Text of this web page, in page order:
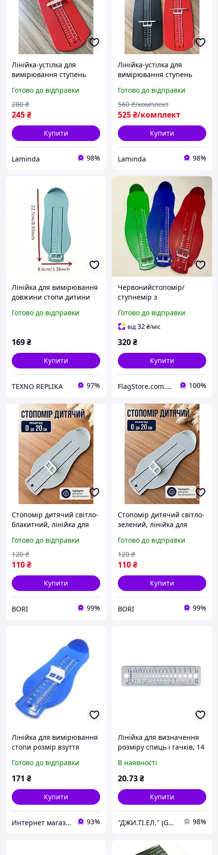
Лінійка-устілка для
вимірювання ступень
розміру взуття для
дитини, Стопомір
Готово до відправки
245₴
280 ₴
Купити
Laminda 98%
Лінійка-устілка для
вимірювання ступень
розміру взуття для
дорослих, Стопомір
Готово до відправки
525₴/комплект
560 ₴/комплект
Купити
Laminda 98%
Лінійка для вимірювання
довжини стопи дитини
вимірювання розміру
Готово до відправки
169₴
Купити
TEXNO REPLIKA 97%
Червонийстопомір/
ступнемір з
американськими
розмірами, мірка
визначення розміру
стопи/взуття
Готово до відправки
від32₴/міс
320₴
Купити
FlagStore.com.ua 100%
Стопомір дитячий світло-
блакитний, лінійка для
дитини 0-20 см,
вимірювач розміру
взуття для дітей
Готово до відправки
110₴
120 ₴
Купити
BORI 99%
Стопомір дитячий світло-
зелений, лінійка для
дитини 0-20 см,
вимірювач розміру
взуття для дітей
Готово до відправки
110₴
120 ₴
Купити
BORI 99%
Лінійка для вимірювання
стопи розмір взуття
Готово до відправки
171 ₴
Купити
Интернет магазин сувениров Старик Хоттабыч 93%
Лінійка для визначення
розміру спиць і гачків, 14
біла, Peri, ЛдВРС d 2-
10mm пластик,
В наявності
20.73₴
Купити
"ДЖИ.ТІ.ЕЛ." (GTL) 98%